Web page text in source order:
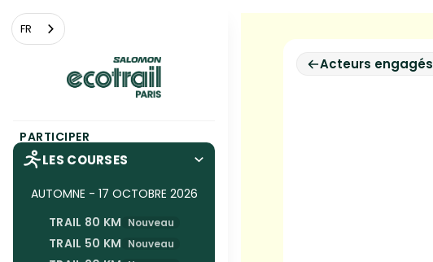
Panneau de gestion des cookies
FR
PARTICIPER
LES COURSES
AUTOMNE - 17 OCTOBRE 2026
TRAIL 80 KM Nouveau
TRAIL 50 KM Nouveau
Acteurs engagés